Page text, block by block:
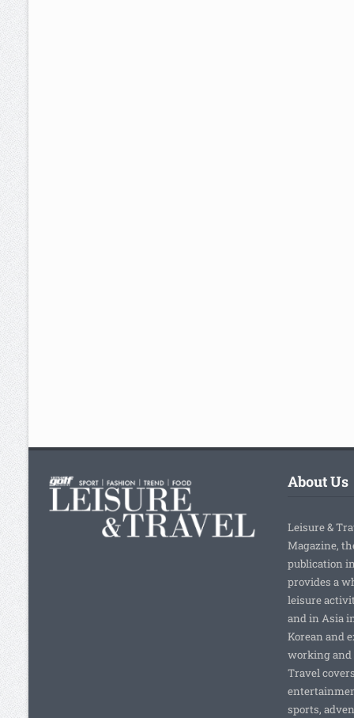
About Us
Leisure &
Magazine,
publication
provides a
leisure
and in Asia
Korean and
working and
Travel
sports,